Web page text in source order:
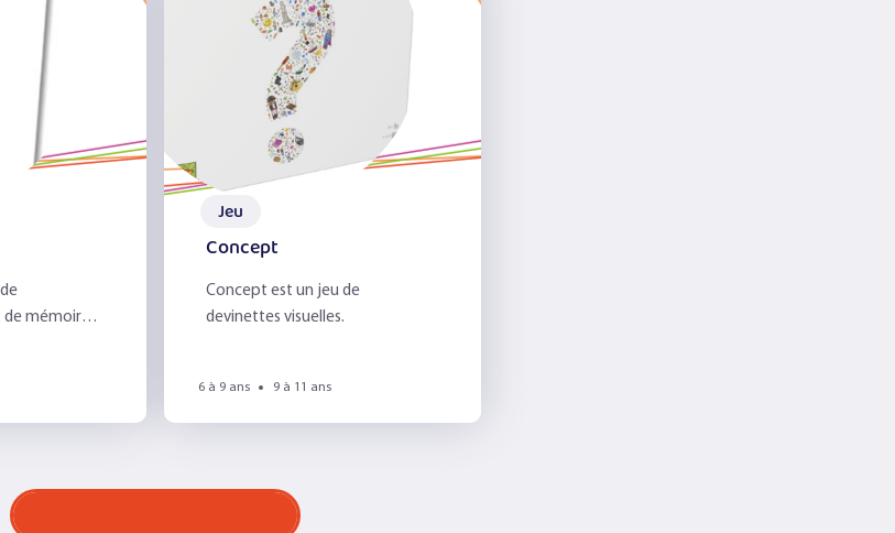
mémoire
Jeu
Concept
Concept est un jeu de
devinettes visuelles.
6 à 9 ans 9 à 11 ans